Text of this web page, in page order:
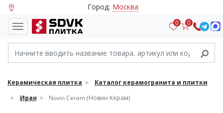
Город: Москва
0 0
Керамическая плитка
Каталог керамогранита и плитки
Иран
Novin Ceram (Новин Керам)